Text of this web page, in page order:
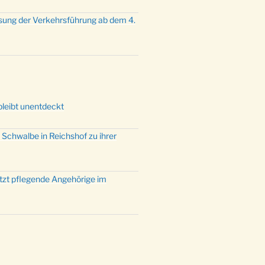
der Verkehrsführung ab dem 4.
unentdeckt
in Reichshof zu ihrer
pflegende Angehörige im